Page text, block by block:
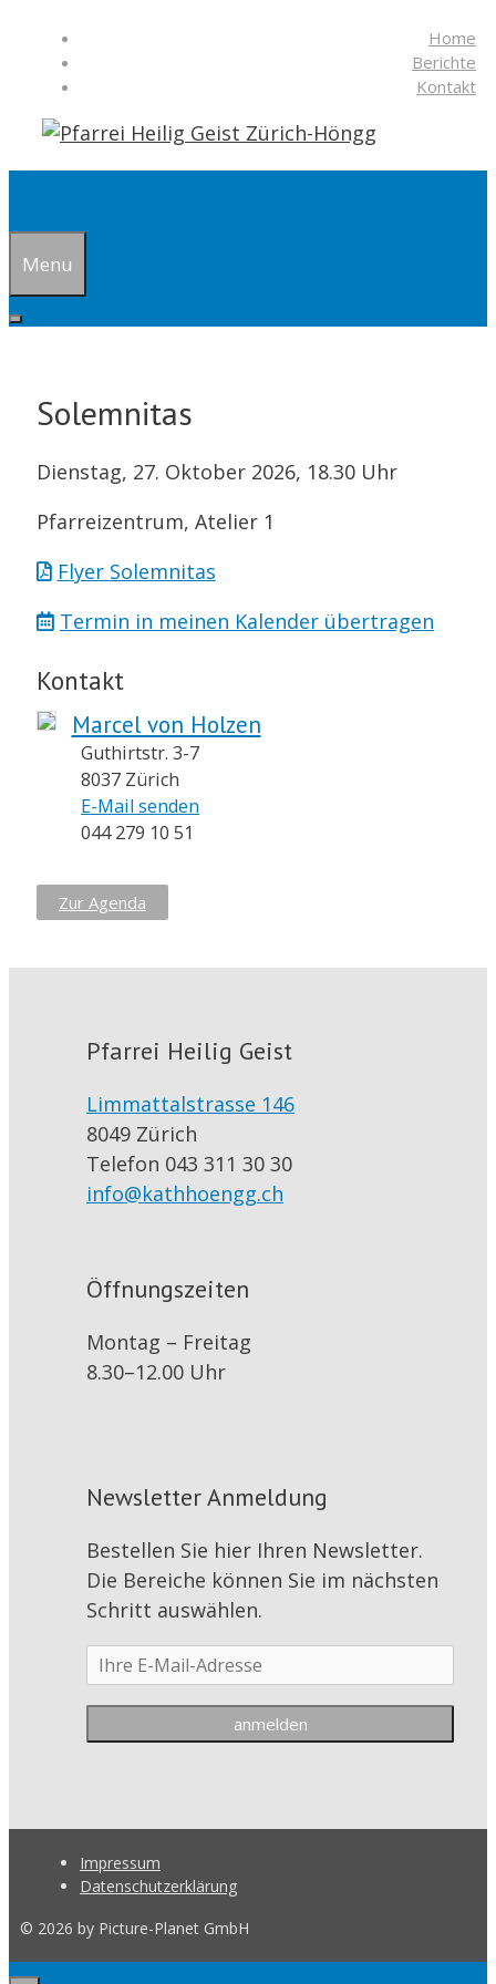
Inhalt
Home
Berichte
Kontakt
Menu
Solemnitas
Dienstag, 27. Oktober 2026, 18.30 Uhr
Pfarreizentrum, Atelier 1
Flyer Solemnitas
Termin in meinen Kalender übertragen
Kontakt
Marcel von Holzen
Guthirtstr. 3-7
8037 Zürich
E-Mail senden
044 279 10 51
Zur Agenda
Pfarrei Heilig Geist
Limmattalstrasse 146
8049 Zürich
Telefon 043 311 30 30
info@kathhoengg.ch
Öffnungszeiten
Montag – Freitag
8.30–12.00 Uhr
Newsletter Anmeldung
Bestellen Sie hier Ihren Newsletter.
Die Bereiche können Sie im nächsten
Schritt auswählen.
Impressum
Datenschutzerklärung
© 2026 by Picture-Planet GmbH